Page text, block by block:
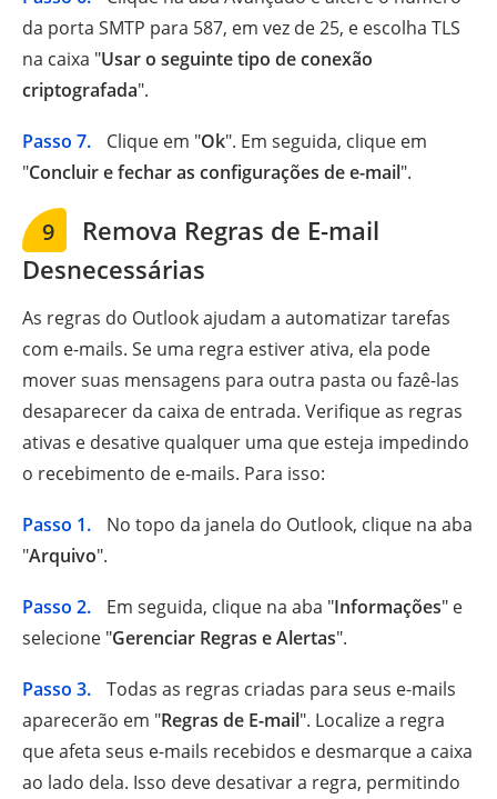
da porta SMTP para 587, em vez de 25, e escolha TLS
na caixa "Usar o seguinte tipo de conexão
criptografada".
Passo 7. Clique em "Ok". Em seguida, clique em
"Concluir e fechar as configurações de e-mail".
9
Remova Regras de E-mail
Desnecessárias
As regras do Outlook ajudam a automatizar tarefas
com e-mails. Se uma regra estiver ativa, ela pode
mover suas mensagens para outra pasta ou fazê-las
desaparecer da caixa de entrada. Verifique as regras
ativas e desative qualquer uma que esteja impedindo
o recebimento de e-mails. Para isso:
Passo 1.
No topo da janela do Outlook, clique na aba
"Arquivo".
Passo 2. Em seguida, clique na aba "Informações" e
selecione "Gerenciar Regras e Alertas".
Passo 3.
Todas as regras criadas para seus e-mails
aparecerão em "Regras de E-mail". Localize a regra
que afeta seus e-mails recebidos e desmarque a caixa
ao lado dela. Isso deve desativar a regra, permitindo